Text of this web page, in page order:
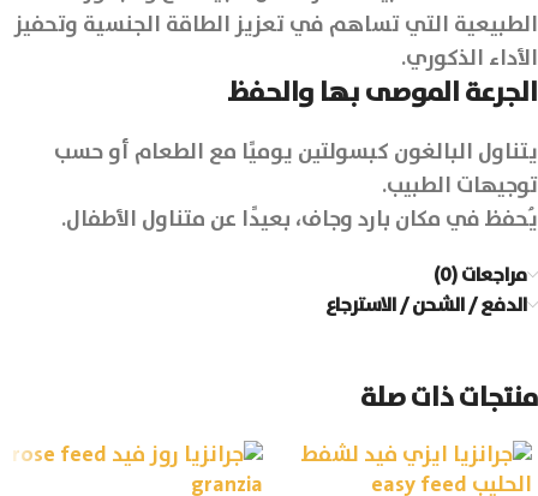
الطبيعية التي تساهم في تعزيز الطاقة الجنسية وتحفيز
الأداء الذكوري.
الجرعة الموصى بها والحفظ
يتناول البالغون كبسولتين يوميًا مع الطعام أو حسب
توجيهات الطبيب.
يُحفظ في مكان بارد وجاف، بعيدًا عن متناول الأطفال.
مراجعات (0)
الدفع / الشحن / الاسترجاع
منتجات ذات صلة